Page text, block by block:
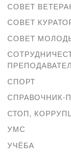
СОВЕТ
СОВЕТ
СОВЕТ
СПОРТ
СПРАВОЧНИК-
СТОП,
УМС
УЧЁБА